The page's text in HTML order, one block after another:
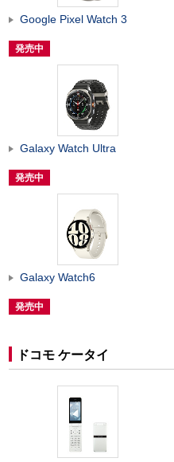
Google Pixel Watch 3
発売中
Galaxy Watch Ultra
発売中
Galaxy Watch6
発売中
ドコモ ケータイ